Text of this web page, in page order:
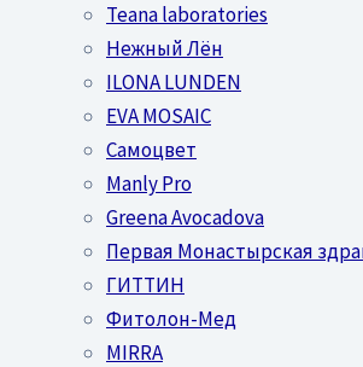
Teana laboratories
Нежный Лён
ILONA LUNDEN
EVA MOSAIC
Самоцвет
Manly Pro
Greena Avocadova
Первая Монастырская
ГИТТИН
Фитолон-Мед
MIRRA